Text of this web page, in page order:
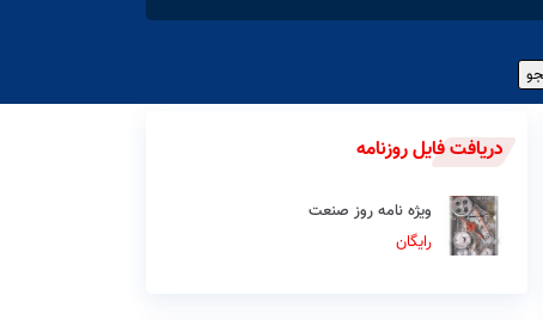
دریافت فایل روزنامه
ویژه نامه روز صنعت
رایگان